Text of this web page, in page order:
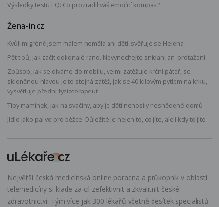
Výsledky testu EQ: Co prozradil váš emoční kompas?
Žena-in.cz
Kvůli migréně jsem málem neměla ani děti, svěřuje se Helena
Pět tipů, jak začít dokonalé ráno. Nevynechejte snídani ani protažení
Způsob, jak se díváme do mobilu, velmi zatěžuje krční páteř, se
skloněnou hlavou je to stejná zátěž, jak se 40 kilovým pytlem na krku,
vysvětluje přední fyzioterapeut
Tipy maminek, jak na svačiny, aby je děti nenosily nesnědené domů
Jídlo jako palivo pro běžce: Důležité je nejen to, co jíte, ale i kdy to jíte
Největší česká medicínská online poradna a průkopník v oblasti
telemedicíny si klade za cíl zefektivnit a zkvalitnit české
zdravotnictví. Tým více jak 300 lékařů včetně desítek specialistů